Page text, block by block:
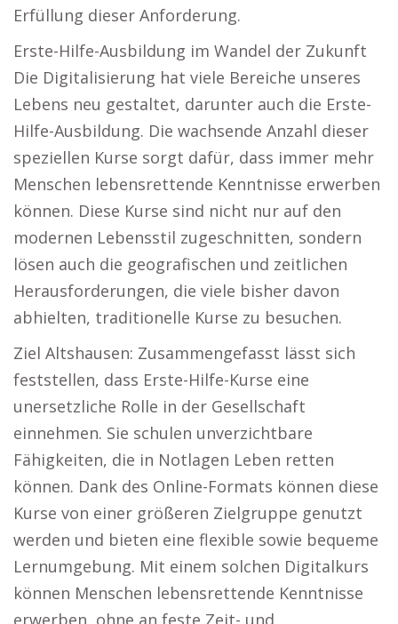
Erfüllung dieser Anforderung.
Erste-Hilfe-Ausbildung im Wandel der Zukunft
Die Digitalisierung hat viele Bereiche unseres
Lebens neu gestaltet, darunter auch die Erste-
Hilfe-Ausbildung. Die wachsende Anzahl dieser
speziellen Kurse sorgt dafür, dass immer mehr
Menschen lebensrettende Kenntnisse erwerben
können. Diese Kurse sind nicht nur auf den
modernen Lebensstil zugeschnitten, sondern
lösen auch die geografischen und zeitlichen
Herausforderungen, die viele bisher davon
abhielten, traditionelle Kurse zu besuchen.
Ziel Altshausen: Zusammengefasst lässt sich
feststellen, dass Erste-Hilfe-Kurse eine
unersetzliche Rolle in der Gesellschaft
einnehmen. Sie schulen unverzichtbare
Fähigkeiten, die in Notlagen Leben retten
können. Dank des Online-Formats können diese
Kurse von einer größeren Zielgruppe genutzt
werden und bieten eine flexible sowie bequeme
Lernumgebung. Mit einem solchen Digitalkurs
können Menschen lebensrettende Kenntnisse
erwerben, ohne an feste Zeit- und